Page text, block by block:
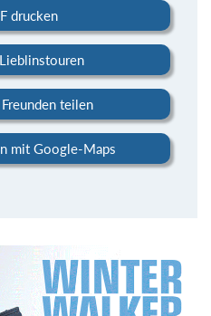
drucken
teilen
mit Google-Maps